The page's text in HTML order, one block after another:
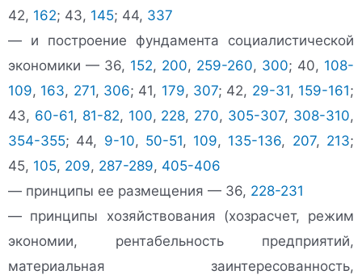
42, 162; 43, 145; 44, 337
— и построение фундамента социалистической
экономики — 36, 152, 200, 259-260, 300; 40, 108-
109, 163, 271, 306; 41, 179, 307; 42, 29-31, 159-161;
43, 60-61, 81-82, 100, 228, 270, 305-307, 308-310,
354-355; 44, 9-10, 50-51, 109, 135-136, 207, 213;
45, 105, 209, 287-289, 405-406
— принципы ее размещения — 36, 228-231
— принципы хозяйствования (хозрасчет, режим
экономии, рентабельность предприятий,
материальная заинтересованность,